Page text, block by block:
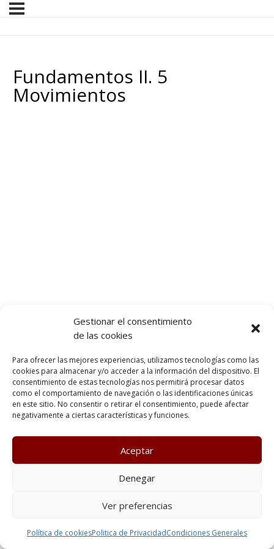
Gestionar el consentimiento
de las cookies
Para ofrecer las mejores experiencias, utilizamos tecnologías como las
cookies para almacenar y/o acceder a la información del dispositivo. El
consentimiento de estas tecnologías nos permitirá procesar datos
como el comportamiento de navegación o las identificaciones únicas
en este sitio. No consentir o retirar el consentimiento, puede afectar
negativamente a ciertas características y funciones.
Aceptar
Denegar
Ver preferencias
Política de cookiesPolitica de PrivacidadCondiciones Generales
Fundamentos II. 5
Movimientos